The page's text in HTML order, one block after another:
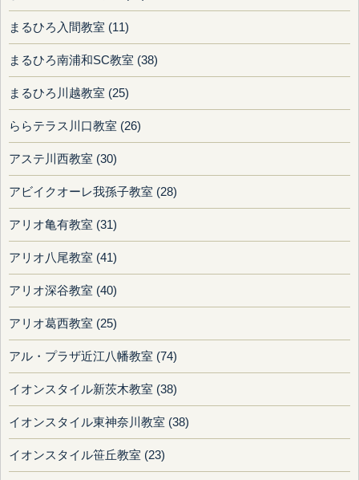
まるひろ入間教室 (11)
まるひろ南浦和SC教室 (38)
まるひろ川越教室 (25)
ららテラス川口教室 (26)
アステ川西教室 (30)
アビイクオーレ我孫子教室 (28)
アリオ亀有教室 (31)
アリオ八尾教室 (41)
アリオ深谷教室 (40)
アリオ葛西教室 (25)
アル・プラザ近江八幡教室 (74)
イオンスタイル新茨木教室 (38)
イオンスタイル東神奈川教室 (38)
イオンスタイル笹丘教室 (23)